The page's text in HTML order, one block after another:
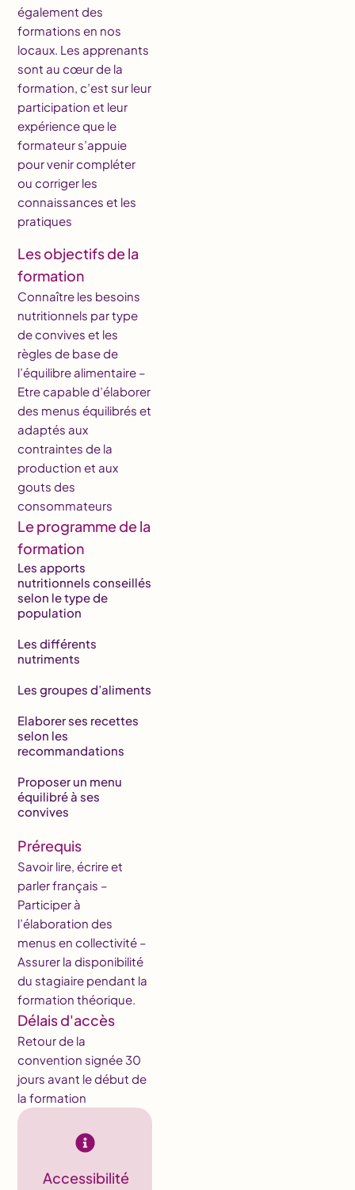
également des
formations en nos
locaux. Les apprenants
sont au cœur de la
formation, c’est sur leur
participation et leur
expérience que le
formateur s’appuie
pour venir compléter
ou corriger les
connaissances et les
pratiques
Les objectifs de la
formation
Connaître les besoins
nutritionnels par type
de convives et les
règles de base de
l’équilibre alimentaire –
Etre capable d’élaborer
des menus équilibrés et
adaptés aux
contraintes de la
production et aux
gouts des
consommateurs
Le programme de la
formation
Les apports
nutritionnels conseillés
selon le type de
population
Les différents
nutriments
Les groupes d’aliments
Elaborer ses recettes
selon les
recommandations
Proposer un menu
équilibré à ses
convives
Prérequis
Savoir lire, écrire et
parler français –
Participer à
l’élaboration des
menus en collectivité –
Assurer la disponibilité
du stagiaire pendant la
formation théorique.
Délais d'accès
Retour de la
convention signée 30
jours avant le début de
la formation
Accessibilité